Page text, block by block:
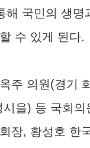
해 국민의 생명
수 있게 된다.
주 의원(경기
을) 등 국회의
장, 황성호 한